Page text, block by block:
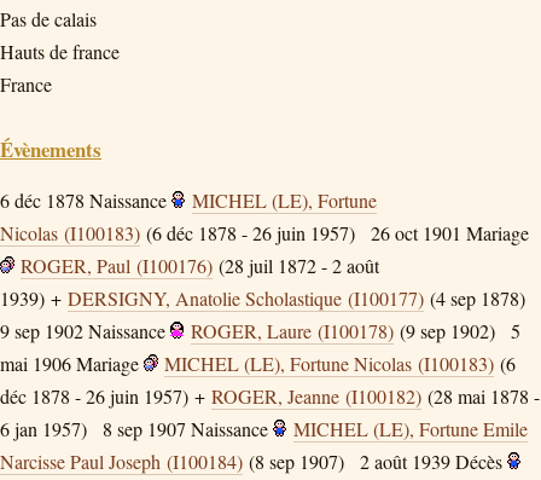
Pas de calais
Hauts de france
France
Évènements
6 déc 1878 Naissance
MICHEL (LE), Fortune
Nicolas (I100183) (6 déc 1878 - 26 juin 1957) 26 oct 1901 Mariage
ROGER, Paul (I100176) (28 juil 1872 - 2 août
1939) + DERSIGNY, Anatolie Scholastique (I100177) (4 sep 1878)
9 sep 1902Naissance ROGER, Laure (I100178) (9 sep 1902)
5
mai 1906Mariage MICHEL (LE), Fortune Nicolas (I100183) (6
déc 1878 - 26 juin 1957) + ROGER, Jeanne (I100182) (28 mai 1878 -
6 jan 1957)
8 sep 1907 Naissance
MICHEL (LE), Fortune Emile
Narcisse Paul Joseph (I100184) (8 sep 1907) 2 août 1939Décès